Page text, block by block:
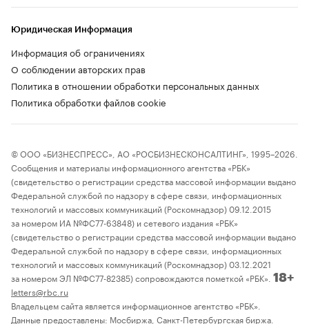
Юридическая Информация
Информация об ограничениях
О соблюдении авторских прав
Политика в отношении обработки персональных данных
Политика обработки файлов cookie
© ООО «БИЗНЕСПРЕСС», АО «РОСБИЗНЕСКОНСАЛТИНГ», 1995–2026.
Сообщения и материалы информационного агентства «РБК»
(свидетельство о регистрации средства массовой информации выдано
Федеральной службой по надзору в сфере связи, информационных
технологий и массовых коммуникаций (Роскомнадзор) 09.12.2015
за номером ИА №ФС77-63848) и сетевого издания «РБК»
(свидетельство о регистрации средства массовой информации выдано
Федеральной службой по надзору в сфере связи, информационных
технологий и массовых коммуникаций (Роскомнадзор) 03.12.2021
за номером ЭЛ №ФС77-82385) сопровождаются пометкой «РБК». 18+
letters@rbc.ru
Владельцем сайта является информационное агентство «РБК».
Данные предоставлены: Мосбиржа Санкт-Петербургская биржа